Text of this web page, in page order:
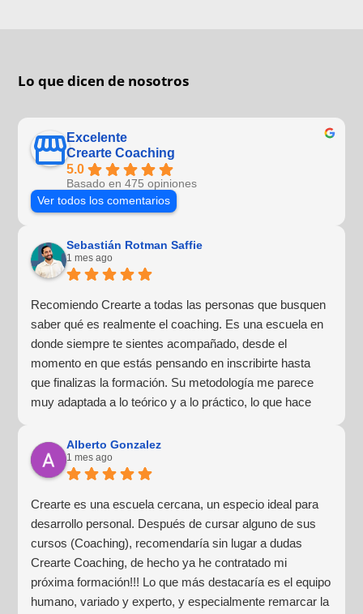
Lo que dicen de nosotros
Excelente
Crearte Coaching
5.0
Basado en 475 opiniones
Ver todos los comentarios
Sebastián Rotman Saffie
1 mes ago
Recomiendo Crearte a todas las personas que busquen
saber qué es realmente el coaching. Es una escuela en
donde siempre te sientes acompañado, desde el
momento en que estás pensando en inscribirte hasta
que finalizas la formación. Su metodología me parece
muy adaptada a lo teórico y a lo práctico, lo que hace
¡Para mí fue una excelente experiencia!
Alberto Gonzalez
1 mes ago
Crearte es una escuela cercana, un especio ideal para
desarrollo personal. Después de cursar alguno de sus
cursos (Coaching), recomendaría sin lugar a dudas
Crearte Coaching, de hecho ya he contratado mi
próxima formación!!! Lo que más destacaría es el equipo
humano, variado y experto, y especialmente remarcar la